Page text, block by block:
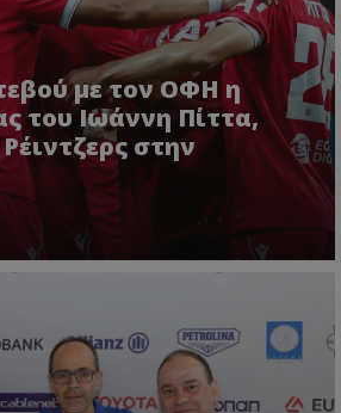
με τον ΟΦΗ η
του Ιωάννη Πίττα,
στην